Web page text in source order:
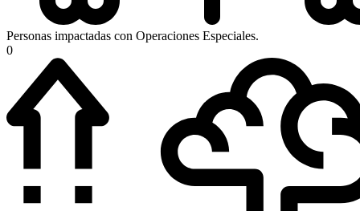
Personas impactadas con Operaciones Especiales.
0